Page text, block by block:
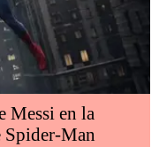
Messi en la
Spider-Man